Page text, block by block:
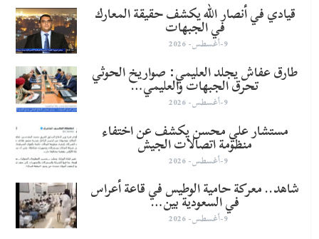
قيادي في أنصار الله يكشف حقيقة المعارك
في الجبهات
9-أغسطس- 2026
طارق عفاش يجلد العليمي: صواريخ الحوثي
تحرق الجبهات والعليمي…
9-أغسطس- 2026
مستشار علي محسن يكشف عن اختفاء
منظومة اتصالات الجيش
9-أغسطس- 2026
شاهد.. معركة حامية الوطيس في قاعة أعراس
في السعودية بين…
9-أغسطس- 2026